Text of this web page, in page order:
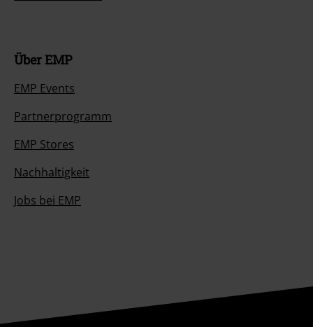
Über EMP
EMP Events
Partnerprogramm
EMP Stores
Nachhaltigkeit
Jobs bei EMP